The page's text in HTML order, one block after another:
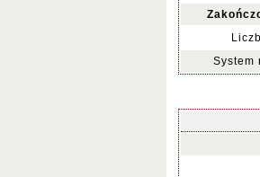
System